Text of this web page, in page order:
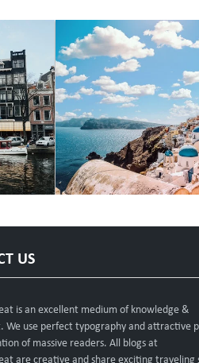
US
is an excellent medium of knowledge &
We use perfect typography and attractive
of massive readers. All blogs at
are creative and share exciting traveling